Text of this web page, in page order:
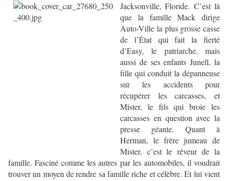
Jacksonville, Floride. C’est là
que la famille Mack dirige
Auto-Ville la plus grosse casse
de l’État qui fait la fierté
d’Easy, le patriarche, mais
aussi de ses enfants Junell, la
fille qui conduit la dépanneuse
sur les accidents pour
récupérer les carcasses, et
Mister, le fils qui broie les
carcasses en question avec la
presse géante. Quant à
Herman, le frère jumeau de
Mister, c’est le rêveur de la
famille. Fasciné comme les autres par les automobiles, il voudrait
trouver un moyen de rendre sa famille riche et célèbre. Et lui vient